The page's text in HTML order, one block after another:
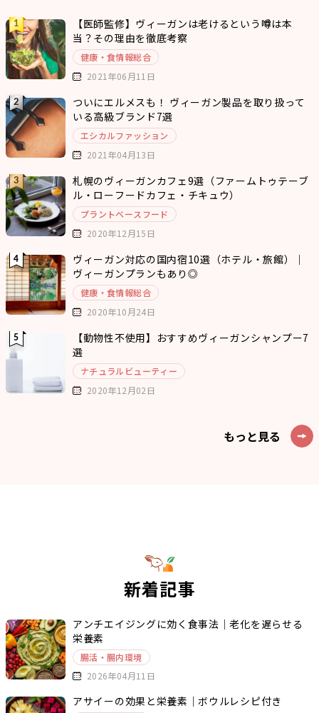
【医師監修】ヴィーガンは老けるという噂は本
当？その理由を徹底考察
健康・食情報総合
2021年06月11日
ついにエルメスも！ ヴィーガン製品を取り扱って
いる高級ブランド7選
エシカルファッション
2021年04月13日
札幌のヴィーガンカフェ9選（ファームトゥテーブ
ル・ローフードカフェ・チキュウ）
プラントベースフード
2020年12月15日
ヴィーガン対応の国内宿10選（ホテル・旅館）｜
ヴィーガンプランもあり◎
健康・食情報総合
2020年10月24日
【動物性不使用】おすすめヴィーガンシャンプー7
選
ナチュラルビューティー
2020年12月02日
もっと見る
新着記事
アンチエイジングに効く食事法｜老化を遅らせる
栄養素
腸活・腸内環境
2026年04月11日
アサイーの効果と栄養素｜ボウルレシピ付き